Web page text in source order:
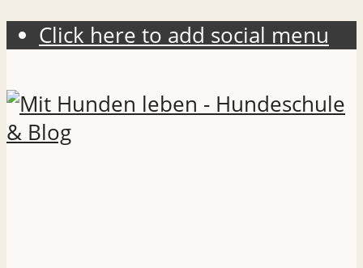
Click here to add social menu